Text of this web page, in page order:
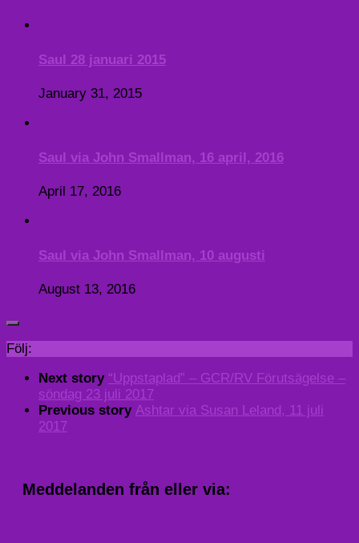
Saul 28 januari 2015
January 31, 2015
Saul via John Smallman, 16 april, 2016
April 17, 2016
Saul via John Smallman, 10 augusti
August 13, 2016
Följ:
Next story “Uppstaplad” – GCR/RV Förutsägelse –
söndag 23 juli 2017
Previous story Ashtar via Susan Leland, 11 juli
2017
Meddelanden från eller via: